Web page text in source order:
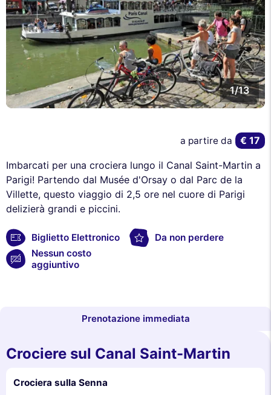
1/13
Imbarcati per una crociera lungo il Canal Saint-Martin a
Parigi! Partendo dal Musée d'Orsay o dal Parc de la
Villette, questo viaggio di 2,5 ore nel cuore di Parigi
delizierà grandi e piccini.
Biglietto Elettronico
Da non perdere
Nessun costo
aggiuntivo
a partire da € 17
Prenotazione immediata
Crociere sul Canal Saint-Martin
Crociera sulla Senna